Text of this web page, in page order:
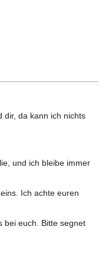
dir, da kann ich nichts
und ich bleibe immer
Ich achte euren
bei euch. Bitte segnet